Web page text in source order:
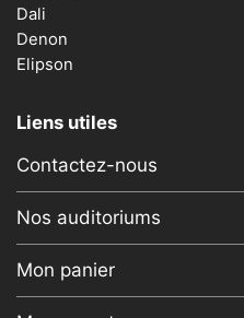
Dali
Denon
Elipson
Liens utiles
Contactez-nous
Nos auditoriums
Mon panier